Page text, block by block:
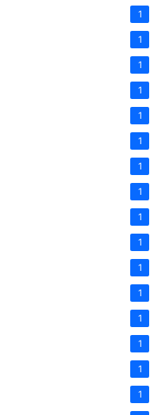
1
1
1
1
1
1
1
1
1
1
1
1
1
1
1
1